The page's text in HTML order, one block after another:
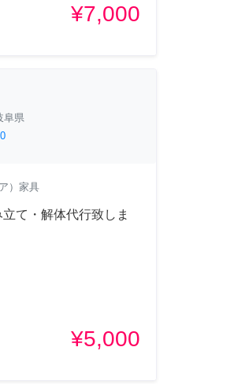
¥7,000
阜県
0
）家具
て・解体代行致しま
¥5,000